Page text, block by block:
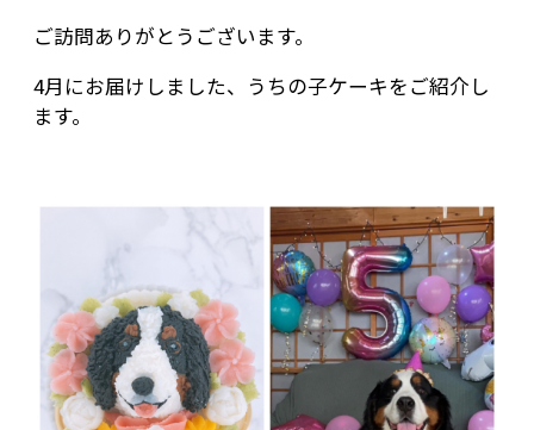
ご訪問ありがとうございます。
4月にお届けしました、うちの子ケーキをご紹介し
ます。